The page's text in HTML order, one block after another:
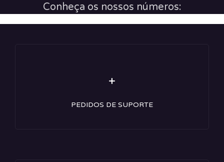
Conheça os nossos números:
+
PEDIDOS DE SUPORTE